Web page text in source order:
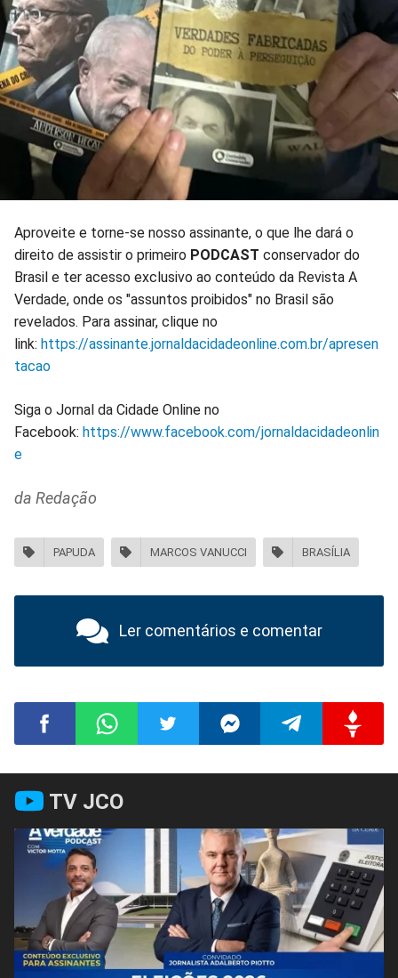
Aproveite e torne-se nosso assinante, o que lhe dará o
direito de assistir o primeiro PODCAST conservador do
Brasil e ter acesso exclusivo ao conteúdo da Revista A
Verdade, onde os "assuntos proibidos" no Brasil são
revelados. Para assinar, clique no
link: https://assinante.jornaldacidadeonline.com.br/apresen
tacao
Siga o Jornal da Cidade Online no
Facebook: https://www.facebook.com/jornaldacidadeonlin
e
da Redação
PAPUDA MARCOS VANUCCI BRASÍLIA
Ler comentários e comentar
Compartilhar
no
Facebook
no
Whatsapp
no
Twitter
no
Messenger
no
Telegram
no
Gettr
TV JCO